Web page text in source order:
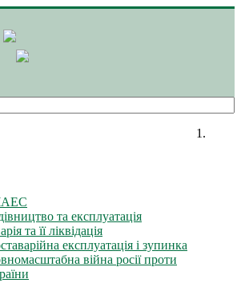
та експлуатація
та її ліквідація
експлуатація і зупинка
війна росії проти